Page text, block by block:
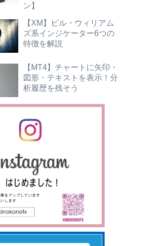
ン】
【XM】ビル・ウィリアム
ズ系インジケーター6つの
特徴を解説
【MT4】チャートに矢印・
図形・テキストを表示！分
析履歴を残そう